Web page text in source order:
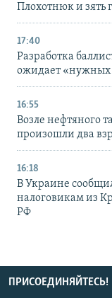
Плохотнюк и зять
17:40
Разработка
ожидает «нужных
16:55
Возле нефтяного
произошли два
16:18
В Украине
налоговикам из
РФ
ПРИСОЕДИНЯЙТЕСЬ!